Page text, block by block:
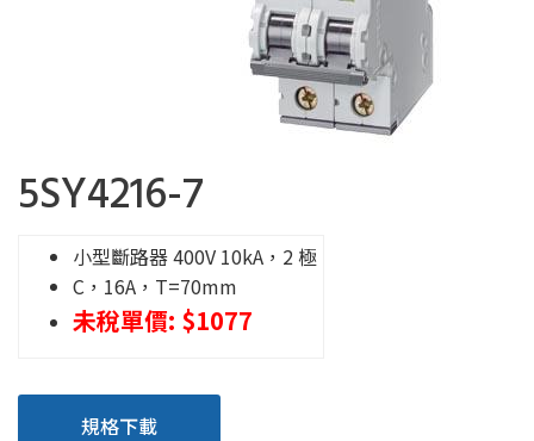
5SY4216-7
小型斷路器 400V 10kA，2 極
C，16A，T=70mm
未稅單價: $1077
規格下載